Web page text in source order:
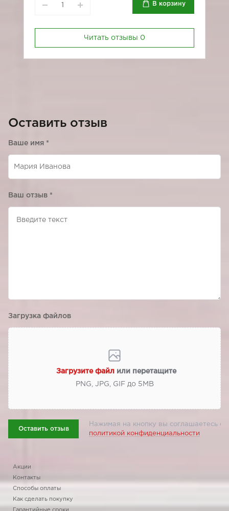
В корзину
Читать отзывы 0
Оставить отзыв
Ваше имя *
Ваш отзыв *
Загрузка файлов
Загрузите файл или перетащите
PNG, JPG, GIF до 5МВ
Оставить отзыв
Нажимая на кнопку вы соглашаетесь с
политикой конфиденциальности
Акции
Контакты
Способы оплаты
Как сделать покупку